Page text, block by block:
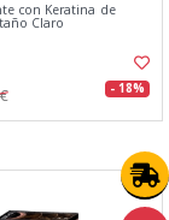
con Keratina de
Claro
- 18%